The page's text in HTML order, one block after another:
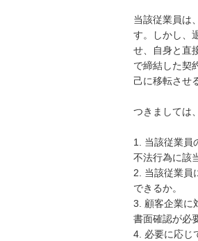
当該従業員は
す。しかし、
せ、自身と直
で締結した契
己に移転させ
つきましては
1. 当該従業員
不法行為に該
2. 当該従業員
できるか。
3. 顧客企業に
書面確認が必
4. 必要に応じ